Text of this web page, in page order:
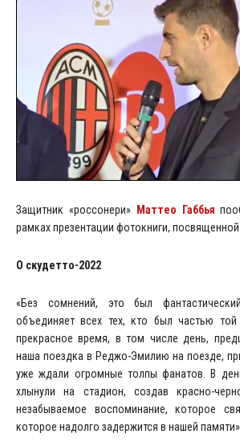
Защитник «россонери» Маттео Габбья
рамках презентации фотокниги,
О скудетто-2022
«Без сомнений, это был
объединяет всех тех, кто был частью
прекрасное время, в том числе день,
наша поездка в Реджо-Эмилию на поезде,
уже ждали огромные толпы фанатов. В
хлынули на стадион, создав красно-
незабываемое воспоминание, которое
которое надолго задержится в нашей памяти».